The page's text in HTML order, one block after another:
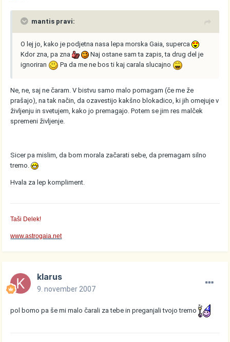
mantis pravi:
O lej jo, kako je podjetna nasa lepa morska Gaia, superca
Kdor zna, pa zna
Naj ostane sam ta zapis, ta drug del je
ignoriran
Pa da me ne bos ti kaj carala slucajno
Ne, ne, saj ne čaram. V bistvu samo malo pomagam (če me že
prašajo), na tak način, da ozavestijo kakšno blokadico, ki jih omejuje v
življenju in svetujem, kako jo premagajo. Potem se jim res malček
spremeni življenje.
Sicer pa mislim, da bom morala začarati sebe, da premagam silno
tremo.
Hvala za lep kompliment.
Taši Delek!
www.astrogaia.net
klarus
9. november 2007
pol bomo pa še mi malo čarali za tebe in preganjali tvojo tremo